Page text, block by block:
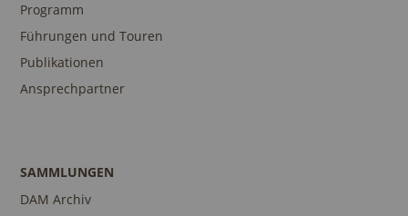
Programm
Führungen und Touren
Publikationen
Ansprechpartner
SAMMLUNGEN
DAM Archiv